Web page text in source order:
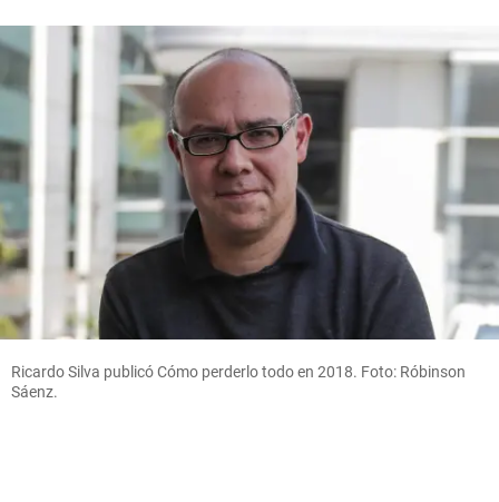
Ricardo Silva publicó Cómo perderlo todo en 2018. Foto: Róbinson
Sáenz.